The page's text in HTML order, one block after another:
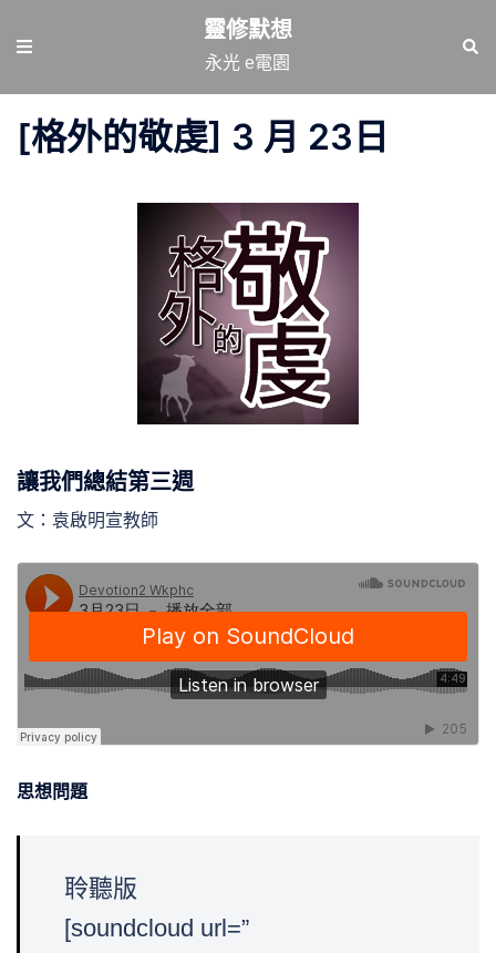
要
靈修默想
永光 e電園
[格外的敬虔] 3 月 23日
讓我們總結第三週
文：袁啟明宣教師
思想問題
聆聽版
[soundcloud url=”